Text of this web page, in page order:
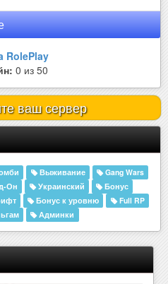
RolePlay
0 из 50
ваш сервер
Выживание
Gang Wars
Он Украинский
Бонус
Бонус к уровню
Full RP
Админки